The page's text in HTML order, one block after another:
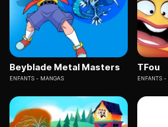
Beyblade Metal Masters
ENFANTS MANGAS
TFou
ENFANTS